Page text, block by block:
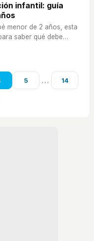
infantil: guía
menor de 2 años, esta
saber qué debe
que tiene.
5 … 14